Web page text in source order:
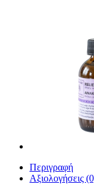
Περιγραφή
Αξιολογήσεις